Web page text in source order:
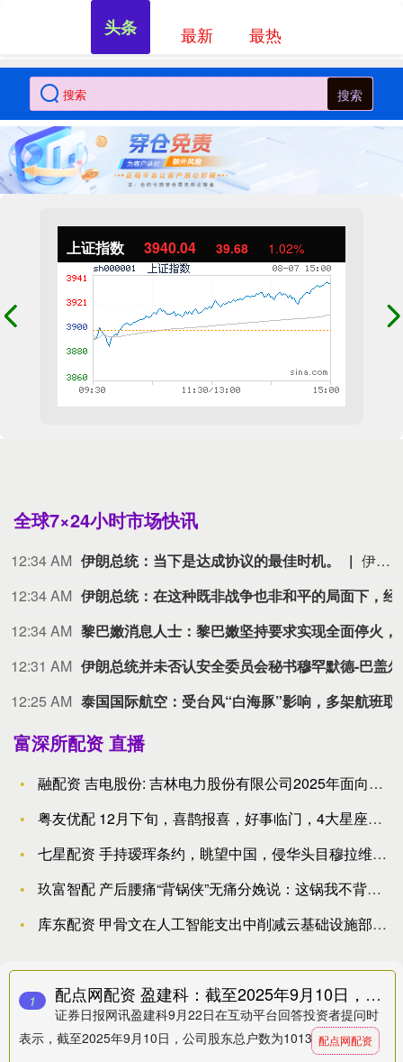
搜索
上证指数 3940.04 39.68 1.02%
全球7×24小时市场快讯
12:34 AM 伊朗总统：当下是达成协议的最佳时机。
伊朗总统：当下是达成协议的最佳时机。
12:34 AM
12:34 AM
12:31 AM
12:25 AM
富深所配资 直播
融配资 吉电股份: 吉林电力股份有限公司2025年面向专业机
粤友优配 12月下旬，喜鹊报喜，好事临门，4大星座万事大吉，
七星配资 手持瑷珲条约，眺望中国，侵华头目穆拉维约夫为何能被
玖富智配 产后腰痛“背锅侠”无痛分娩说：这锅我不背！_腰部_
库东配资 甲骨文在人工智能支出中削减云基础设施部门职位
1 配点网配资 盈建科：截至2025年9月10日，公司股东总户数为10130户
证券日报网讯盈建科9月22日在互动平台回答投资者提问时
表示，截至2025年9月10日，公司股东总户数为10130户。....
配点网配资
头条 最新 最热